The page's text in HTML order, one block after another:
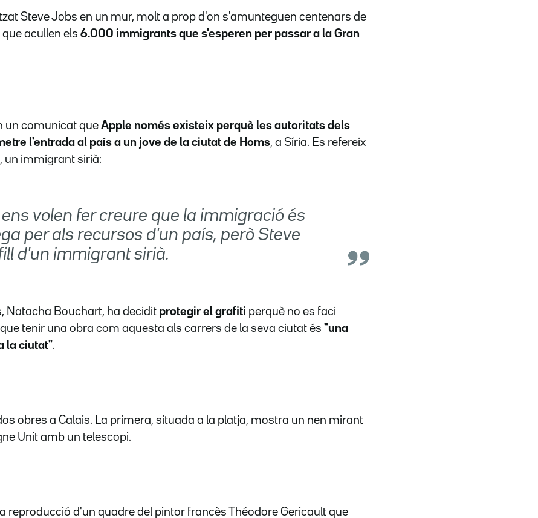
Steve Jobs en un mur, molt a prop d'on s'amunteguen centenars de
acullen els 6.000 immigrants que s'esperen per passar a la Gran
un comunicat que Apple només existeix perquè les autoritats dels
l'entrada al país a un jove de la ciutat de Homs, a Síria. Es refereix
un immigrant sirià:
ens volen fer creure que la immigració és
per als recursos d'un país, però Steve
d'un immigrant sirià.
Natacha Bouchart, ha decidit protegir el grafiti perquè no es faci
tenir una obra com aquesta als carrers de la seva ciutat és "una
la ciutat".
obres a Calais. La primera, situada a la platja, mostra un nen mirant
Unit amb un telescopi.
reproducció d'un quadre del pintor francès Théodore Gericault que